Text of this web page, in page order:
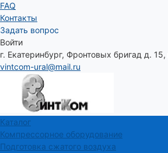
FAQ
Контакты
Задать вопрос
Войти
г. Екатеринбург, Фронтовых бригад д.
vintcom-ural@mail.ru
Каталог
Компрессорное оборудование
Подготовка сжатого воздуха